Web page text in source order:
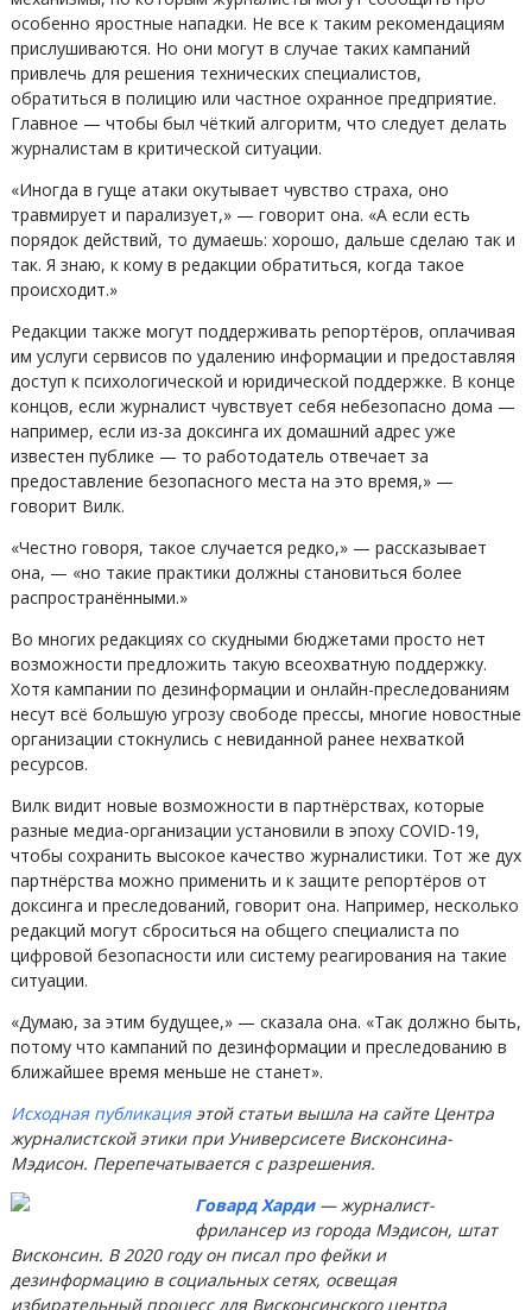
особенно яростные нападки. Не все к таким рекомендациям
прислушиваются. Но они могут в случае таких кампаний
привлечь для решения технических специалистов,
обратиться в полицию или частное охранное предприятие.
Главное — чтобы был чёткий алгоритм, что следует делать
журналистам в критической ситуации.
«Иногда в гуще атаки окутывает чувство страха, оно
травмирует и парализует,» — говорит она. «А если есть
порядок действий, то думаешь: хорошо, дальше сделаю так и
так. Я знаю, к кому в редакции обратиться, когда такое
происходит.»
Редакции также могут поддерживать репортёров, оплачивая
им услуги сервисов по удалению информации и предоставляя
доступ к психологической и юридической поддержке. В конце
концов, если журналист чувствует себя небезопасно дома —
например, если из-за доксинга их домашний адрес уже
известен публике — то работодатель отвечает за
предоставление безопасного места на это время,» —
говорит Вилк.
«Честно говоря, такое случается редко,» — рассказывает
она, — «но такие практики должны становиться более
распространёнными.»
Во многих редакциях со скудными бюджетами просто нет
возможности предложить такую всеохватную поддержку.
Хотя кампании по дезинформации и онлайн-преследованиям
несут всё большую угрозу свободе прессы, многие новостные
организации стокнулись с невиданной ранее нехваткой
ресурсов.
Вилк видит новые возможности в партнёрствах, которые
разные медиа-организации установили в эпоху COVID-19,
чтобы сохранить высокое качество журналистики. Тот же дух
партнёрства можно применить и к защите репортёров от
доксинга и преследований, говорит она. Например, несколько
редакций могут сброситься на общего специалиста по
цифровой безопасности или систему реагирования на такие
ситуации.
«Думаю, за этим будущее,» — сказала она. «Так должно быть,
потому что кампаний по дезинформации и преследованию в
ближайшее время меньше не станет».
Исходная публикацияэтой статьи вышла на сайте Центра
журналистской этики при Универсисете Висконсина-
Мэдисон. Перепечатывается с разрешения.
Говард Харди— журналист-
фрилансер из города Мэдисон, штат
Висконсин. В 2020 году он писал про фейки и
дезинформацию в социальных сетях, освещая
избирательный процесс для Висконсинского центра